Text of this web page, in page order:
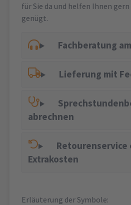
für Sie da und helfen Ihnen
genügt.
Fachberatung
Lieferung mit
abrechnen
Retourenservice
Extrakosten
Erläuterung der Symbole: